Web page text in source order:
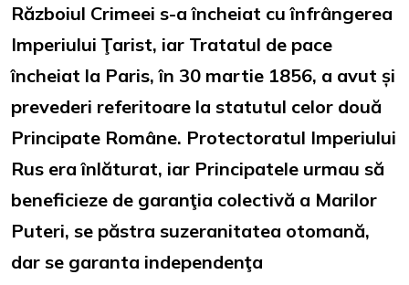
Războiul Crimeei s-a încheiat cu înfrângerea
Imperiului Ţarist, iar Tratatul de pace
încheiat la Paris, în 30 martie 1856, a avut și
prevederi referitoare la statutul celor două
Principate Române. Protectoratul Imperiului
Rus era înlăturat, iar Principatele urmau să
beneficieze de garanţia colectivă a Marilor
Puteri, se păstra suzeranitatea otomană,
dar se garanta independenţa